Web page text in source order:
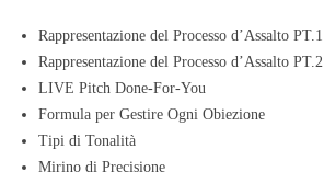
Rappresentazione del Processo d’Assalto PT.1
Rappresentazione del Processo d’Assalto PT.2
LIVE Pitch Done-For-You
Formula per Gestire Ogni Obiezione
Tipi di Tonalità
Mirino di Precisione